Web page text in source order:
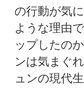
の行動が気
ような理由
ップしたの
ンは気まぐ
ュンの現代